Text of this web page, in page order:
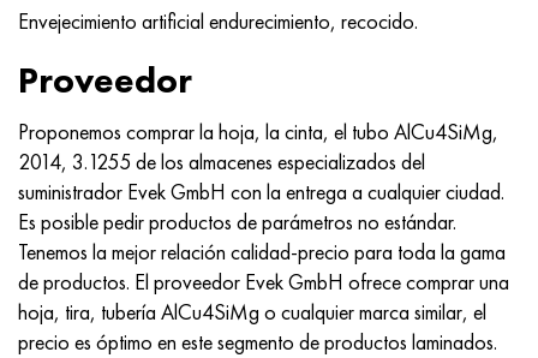
Envejecimiento artificial endurecimiento, recocido.
Proveedor
Proponemos comprar la hoja, la cinta, el tubo AlCu4SiMg,
2014, 3.1255 de los almacenes especializados del
suministrador Evek GmbH con la entrega a cualquier ciudad.
Es posible pedir productos de parámetros no estándar.
Tenemos la mejor relación calidad-precio para toda la gama
de productos. El proveedor Evek GmbH ofrece comprar una
hoja, tira, tubería AlCu4SiMg o cualquier marca similar, el
precio es óptimo en este segmento de productos laminados.